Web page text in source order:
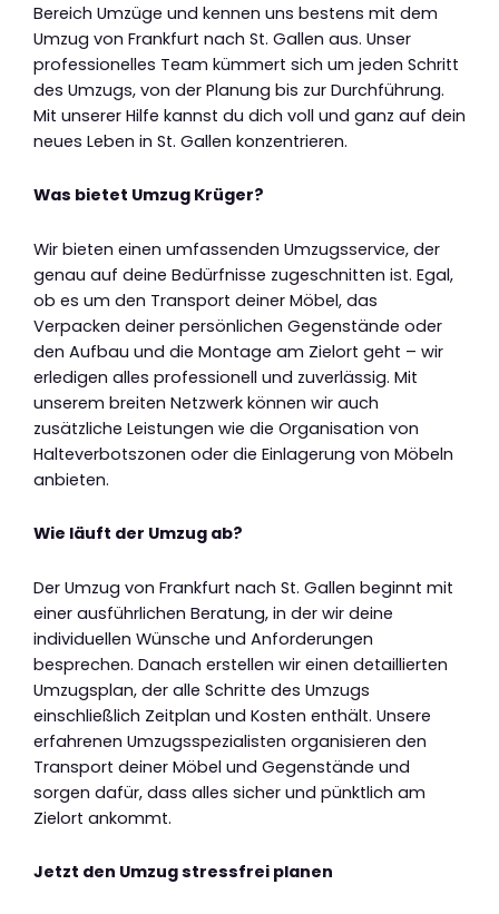
Bereich Umzüge und kennen uns bestens mit dem
Umzug von Frankfurt nach St. Gallen aus. Unser
professionelles Team kümmert sich um jeden Schritt
des Umzugs, von der Planung bis zur Durchführung.
Mit unserer Hilfe kannst du dich voll und ganz auf dein
neues Leben in St. Gallen konzentrieren.
Was bietet Umzug Krüger?
Wir bieten einen umfassenden Umzugsservice, der
genau auf deine Bedürfnisse zugeschnitten ist. Egal,
ob es um den Transport deiner Möbel, das
Verpacken deiner persönlichen Gegenstände oder
den Aufbau und die Montage am Zielort geht – wir
erledigen alles professionell und zuverlässig. Mit
unserem breiten Netzwerk können wir auch
zusätzliche Leistungen wie die Organisation von
Halteverbotszonen oder die Einlagerung von Möbeln
anbieten.
Wie läuft der Umzug ab?
Der Umzug von Frankfurt nach St. Gallen beginnt mit
einer ausführlichen Beratung, in der wir deine
individuellen Wünsche und Anforderungen
besprechen. Danach erstellen wir einen detaillierten
Umzugsplan, der alle Schritte des Umzugs
einschließlich Zeitplan und Kosten enthält. Unsere
erfahrenen Umzugsspezialisten organisieren den
Transport deiner Möbel und Gegenstände und
sorgen dafür, dass alles sicher und pünktlich am
Zielort ankommt.
Jetzt den Umzug stressfrei planen